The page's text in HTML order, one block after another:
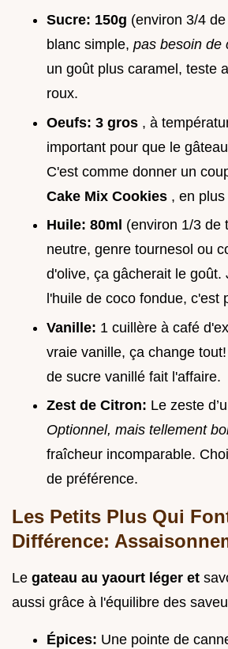
Sucre: 150g (environ 3/4
blanc simple, pas besoin de
un goût plus caramel, teste
roux.
Oeufs: 3 gros , à
important pour que le
C'est comme donner un
Cake Mix Cookies , en
Huile: 80ml (environ 1/3 de
neutre, genre tournesol ou
d'olive, ça gâcherait le goût.
l'huile de coco fondue, c'est
Vanille: 1 cuillère à café
vraie vanille, ça change
de sucre vanillé fait l'affaire.
Zest de Citron: Le zeste
Optionnel, mais tellement
fraîcheur incomparable.
de préférence.
Les Petits Plus Qui
Différence:
Le gateau au yaourt léger et
aussi grâce à l'équilibre des
Épices: Une pointe de